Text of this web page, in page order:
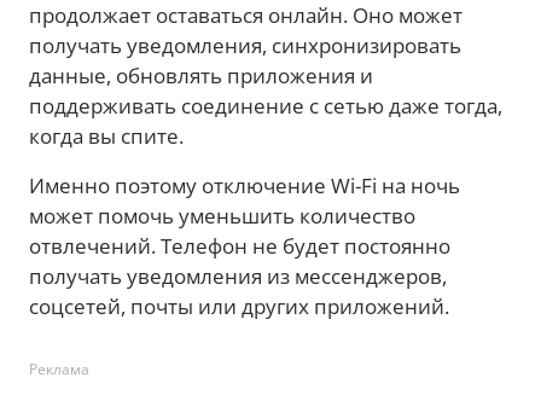
продолжает оставаться онлайн. Оно может
получать уведомления, синхронизировать
данные, обновлять приложения и
поддерживать соединение с сетью даже тогда,
когда вы спите.
Именно поэтому отключение Wi-Fi на ночь
может помочь уменьшить количество
отвлечений. Телефон не будет постоянно
получать уведомления из мессенджеров,
соцсетей, почты или других приложений.
Реклама